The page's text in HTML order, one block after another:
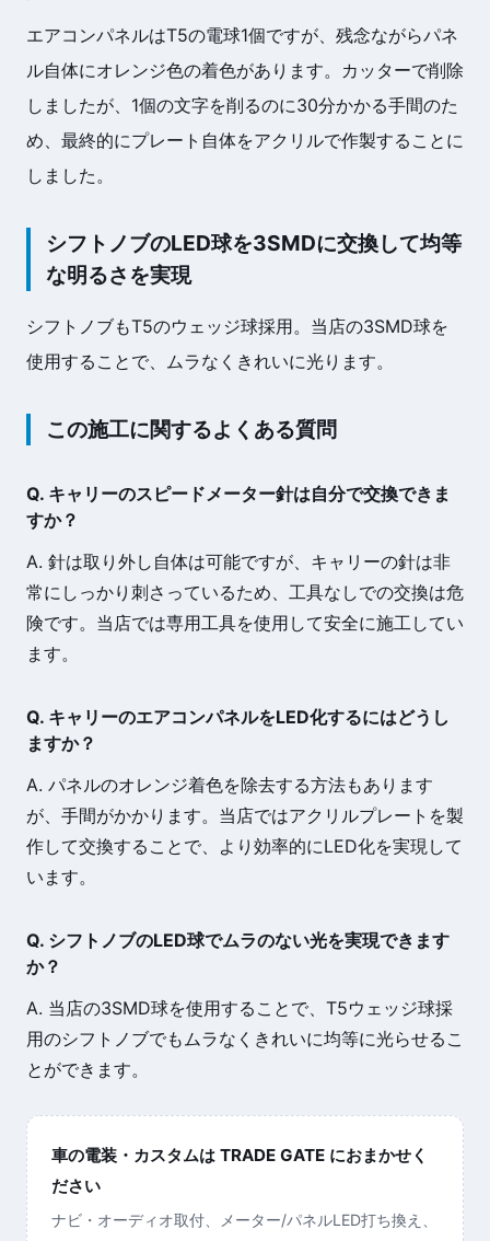
エアコンパネルはT5の電球1個ですが、残念ながらパネ
ル自体にオレンジ色の着色があります。カッターで削除
しましたが、1個の文字を削るのに30分かかる手間のた
め、最終的にプレート自体をアクリルで作製することに
しました。
シフトノブのLED球を3SMDに交換して均等
な明るさを実現
シフトノブもT5のウェッジ球採用。当店の3SMD球を
使用することで、ムラなくきれいに光ります。
この施工に関するよくある質問
Q. キャリーのスピードメーター針は自分で交換できま
すか？
A. 針は取り外し自体は可能ですが、キャリーの針は非
常にしっかり刺さっているため、工具なしでの交換は危
険です。当店では専用工具を使用して安全に施工してい
ます。
Q. キャリーのエアコンパネルをLED化するにはどうし
ますか？
A. パネルのオレンジ着色を除去する方法もあります
が、手間がかかります。当店ではアクリルプレートを製
作して交換することで、より効率的にLED化を実現して
います。
Q. シフトノブのLED球でムラのない光を実現できます
か？
A. 当店の3SMD球を使用することで、T5ウェッジ球採
用のシフトノブでもムラなくきれいに均等に光らせるこ
とができます。
車の電装・カスタムは TRADE GATE におまかせく
ださい
ナビ・オーディオ取付、メーター/パネルLED打ち換え、